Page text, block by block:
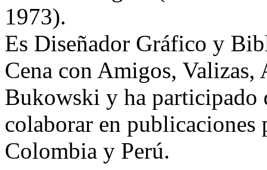
1973).
Es Diseñador Gráfico y
Cena con Amigos,
Bukowski y ha participado
colaborar en publicaciones
Colombia y Perú.